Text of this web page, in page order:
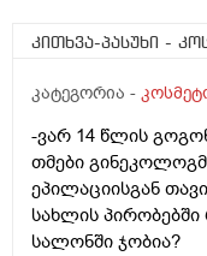
კითხვა-პასუხი -
კატეგორია -
-ვარ 14 წლის
თმები
ეპილაციისგან
სახლის
სალონში ჯობია?